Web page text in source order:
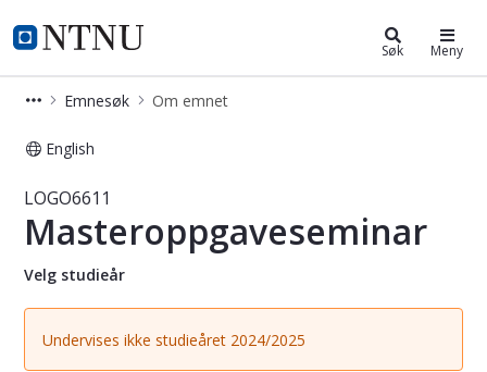
NTNU Hjemmeside
Studier Søk Meny
Emnesøk Om emnet
English
Emne - Masteroppgaveseminar -
LOGO6611
Masteroppgaveseminar
Velg studieår
Undervises ikke studieåret 2024/2025